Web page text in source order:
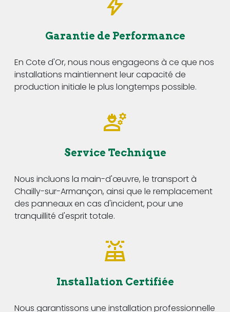
Garantie de Performance
En Cote d'Or, nous nous engageons à ce que nos
installations maintiennent leur capacité de
production initiale le plus longtemps possible.
Service Technique
Nous incluons la main-d'œuvre, le transport à
Chailly-sur-Armançon, ainsi que le remplacement
des panneaux en cas d'incident, pour une
tranquillité d'esprit totale.
Installation Certifiée
Nous garantissons une installation professionnelle